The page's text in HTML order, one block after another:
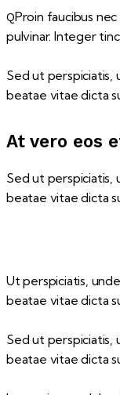
QProin faucibus
pulvinar. Integer
Sed ut
beatae vitae dicta
At vero eos
Sed ut
beatae vitae dicta
Ut perspiciatis,
beatae vitae dicta
Sed ut
beatae vitae dicta